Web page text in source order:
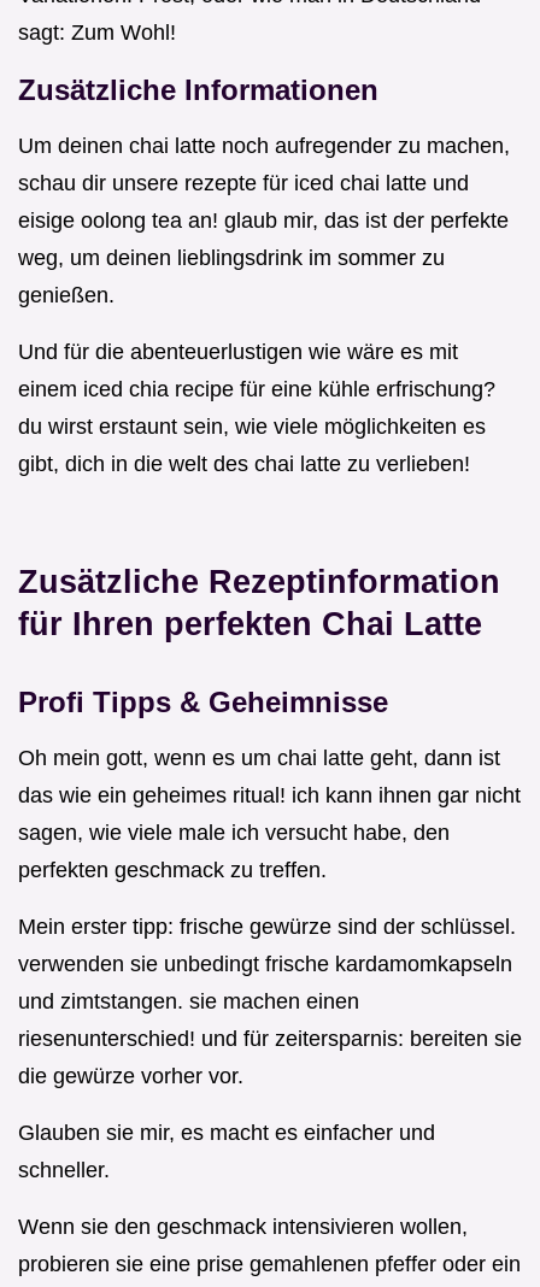
sagt: Zum Wohl!
Zusätzliche Informationen
Um deinen chai latte noch aufregender zu machen,
schau dir unsere rezepte für iced chai latte und
eisige oolong tea an! glaub mir, das ist der perfekte
weg, um deinen lieblingsdrink im sommer zu
genießen.
Und für die abenteuerlustigen wie wäre es mit
einem iced chia recipe für eine kühle erfrischung?
du wirst erstaunt sein, wie viele möglichkeiten es
gibt, dich in die welt des chai latte zu verlieben!
Zusätzliche Rezeptinformation
für Ihren perfekten Chai Latte
Profi Tipps & Geheimnisse
Oh mein gott, wenn es um chai latte geht, dann ist
das wie ein geheimes ritual! ich kann ihnen gar nicht
sagen, wie viele male ich versucht habe, den
perfekten geschmack zu treffen.
Mein erster tipp: frische gewürze sind der schlüssel.
verwenden sie unbedingt frische kardamomkapseln
und zimtstangen. sie machen einen
riesenunterschied! und für zeitersparnis: bereiten sie
die gewürze vorher vor.
Glauben sie mir, es macht es einfacher und
schneller.
Wenn sie den geschmack intensivieren wollen,
probieren sie eine prise gemahlenen pfeffer oder ein